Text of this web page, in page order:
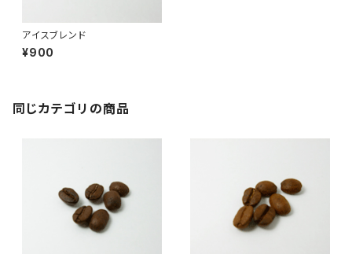
アイスブレンド
¥900
同じカテゴリの商品